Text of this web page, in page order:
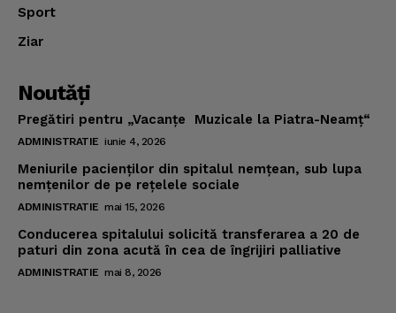
Sport
Ziar
Noutăţi
Pregătiri pentru „Vacanţe Muzicale la Piatra-Neamţ“
ADMINISTRATIE iunie 4, 2026
Meniurile pacienţilor din spitalul nemţean, sub lupa
nemţenilor de pe reţelele sociale
ADMINISTRATIE mai 15, 2026
Conducerea spitalului solicită transferarea a 20 de
paturi din zona acută în cea de îngrijiri palliative
ADMINISTRATIE mai 8, 2026